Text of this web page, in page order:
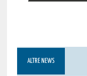
ALTRE NEWS